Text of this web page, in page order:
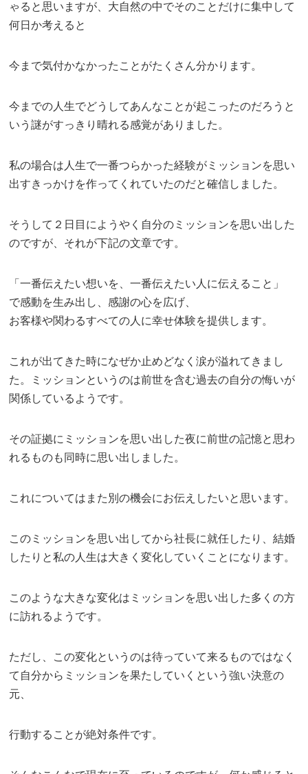
ゃると思いますが、大自然の中でそのことだけに集中して
何日か考えると
今まで気付かなかったことがたくさん分かります。
今までの人生でどうしてあんなことが起こったのだろうと
いう謎がすっきり晴れる感覚がありました。
私の場合は人生で一番つらかった経験がミッションを思い
出すきっかけを作ってくれていたのだと確信しました。
そうして２日目にようやく自分のミッションを思い出した
のですが、それが下記の文章です。
「一番伝えたい想いを、一番伝えたい人に伝えること」
で感動を生み出し、感謝の心を広げ、
お客様や関わるすべての人に幸せ体験を提供します。
これが出てきた時になぜか止めどなく涙が溢れてきまし
た。ミッションというのは前世を含む過去の自分の悔いが
関係しているようです。
その証拠にミッションを思い出した夜に前世の記憶と思わ
れるものも同時に思い出しました。
これについてはまた別の機会にお伝えしたいと思います。
このミッションを思い出してから社長に就任したり、結婚
したりと私の人生は大きく変化していくことになります。
このような大きな変化はミッションを思い出した多くの方
に訪れるようです。
ただし、この変化というのは待っていて来るものではなく
て自分からミッションを果たしていくという強い決意の
元、
行動することが絶対条件です。